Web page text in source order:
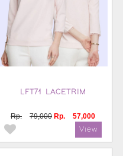
LFT71 LACETRIM
Rp. 79,000 Rp. 57,000